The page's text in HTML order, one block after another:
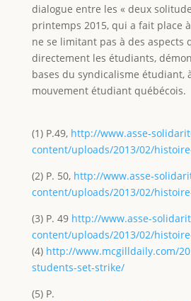
dialogue entre les « deux
printemps 2015, qui a fait place
ne se limitant pas à des aspects
directement les étudiants,
bases du syndicalisme étudiant,
mouvement étudiant québécois.
(1) P.49, http://www.asse-
content/uploads/2013/02/
(2) P. 50, http://www.asse-
content/uploads/2013/02/
(3) P. 49 http://www.asse-
content/uploads/2013/02/
(4) http://www.mcgilldaily.com/
students-set-strike/
(5) P.